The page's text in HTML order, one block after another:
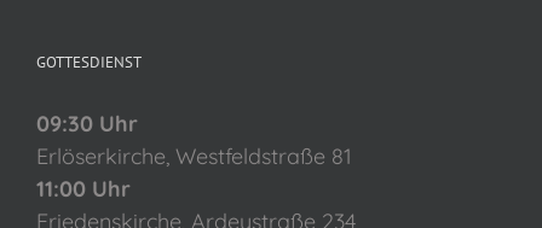
GOTTESDIENST
09:30 Uhr
Erlöserkirche, Westfeldstraße 81
11:00 Uhr
Friedenskirche, Ardeystraße 234